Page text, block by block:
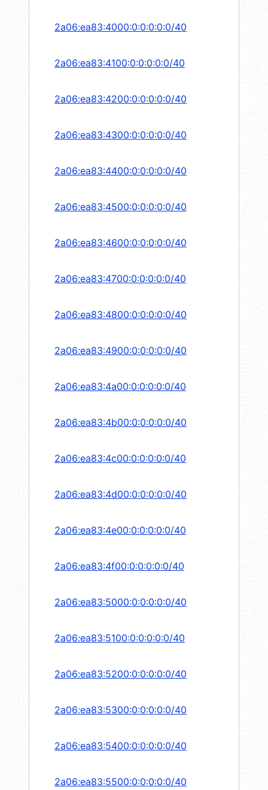
2a06:ea83:4000:0:0:0:0:0/40
2a06:ea83:4100:0:0:0:0:0/40
2a06:ea83:4200:0:0:0:0:0/40
2a06:ea83:4300:0:0:0:0:0/40
2a06:ea83:4400:0:0:0:0:0/40
2a06:ea83:4500:0:0:0:0:0/40
2a06:ea83:4600:0:0:0:0:0/40
2a06:ea83:4700:0:0:0:0:0/40
2a06:ea83:4800:0:0:0:0:0/40
2a06:ea83:4900:0:0:0:0:0/40
2a06:ea83:4a00:0:0:0:0:0/40
2a06:ea83:4b00:0:0:0:0:0/40
2a06:ea83:4c00:0:0:0:0:0/40
2a06:ea83:4d00:0:0:0:0:0/40
2a06:ea83:4e00:0:0:0:0:0/40
2a06:ea83:4f00:0:0:0:0:0/40
2a06:ea83:5000:0:0:0:0:0/40
2a06:ea83:5100:0:0:0:0:0/40
2a06:ea83:5200:0:0:0:0:0/40
2a06:ea83:5300:0:0:0:0:0/40
2a06:ea83:5400:0:0:0:0:0/40
2a06:ea83:5500:0:0:0:0:0/40